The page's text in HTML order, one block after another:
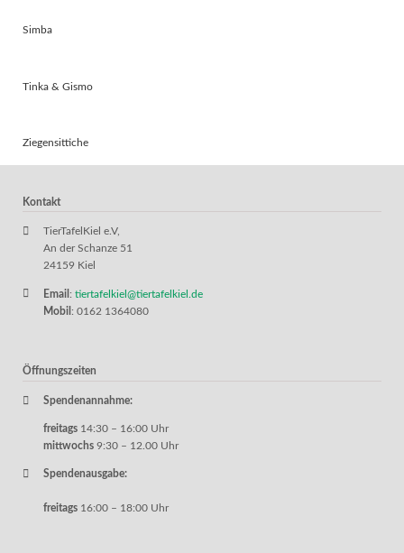
Simba
Tinka & Gismo
Ziegensittiche
Kontakt
TierTafelKiel e.V,
An der Schanze 51
24159 Kiel
Email : tiertafelkiel@tiertafelkiel.de
Mobil : 0162 1364080
Öffnungszeiten
Spendenannahme:
freitags 14:30 – 16:00 Uhr
mittwochs 9:30 – 12.00 Uhr
Spendenausgabe:
freitags 16:00 – 18:00 Uhr